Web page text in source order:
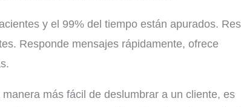
y el 99% del tiempo están apurados.
Responde mensajes rápidamente, ofrece
más fácil de deslumbrar a un cliente, es